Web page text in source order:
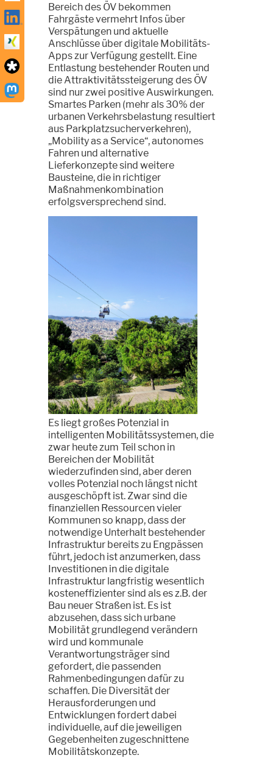
Bereich des ÖV bekommen
Fahrgäste vermehrt Infos über
Verspätungen und aktuelle
Anschlüsse über digitale Mobilitäts-
Apps zur Verfügung gestellt. Eine
Entlastung bestehender Routen und
die Attraktivitätssteigerung des ÖV
sind nur zwei positive Auswirkungen.
Smartes Parken (mehr als 30% der
urbanen Verkehrsbelastung resultiert
aus Parkplatzsucherverkehren),
„Mobility as a Service“, autonomes
Fahren und alternative
Lieferkonzepte sind weitere
Bausteine, die in richtiger
Maßnahmenkombination
erfolgsversprechend sind.
Es liegt großes Potenzial in
intelligenten Mobilitätssystemen, die
zwar heute zum Teil schon in
Bereichen der Mobilität
wiederzufinden sind, aber deren
volles Potenzial noch längst nicht
ausgeschöpft ist. Zwar sind die
finanziellen Ressourcen vieler
Kommunen so knapp, dass der
notwendige Unterhalt bestehender
Infrastruktur bereits zu Engpässen
führt, jedoch ist anzumerken, dass
Investitionen in die digitale
Infrastruktur langfristig wesentlich
kosteneffizienter sind als es z.B. der
Bau neuer Straßen ist. Es ist
abzusehen, dass sich urbane
Mobilität grundlegend verändern
wird und kommunale
Verantwortungsträger sind
gefordert, die passenden
Rahmenbedingungen dafür zu
schaffen. Die Diversität der
Herausforderungen und
Entwicklungen fordert dabei
individuelle, auf die jeweiligen
Gegebenheiten zugeschnittene
Mobilitätskonzepte.